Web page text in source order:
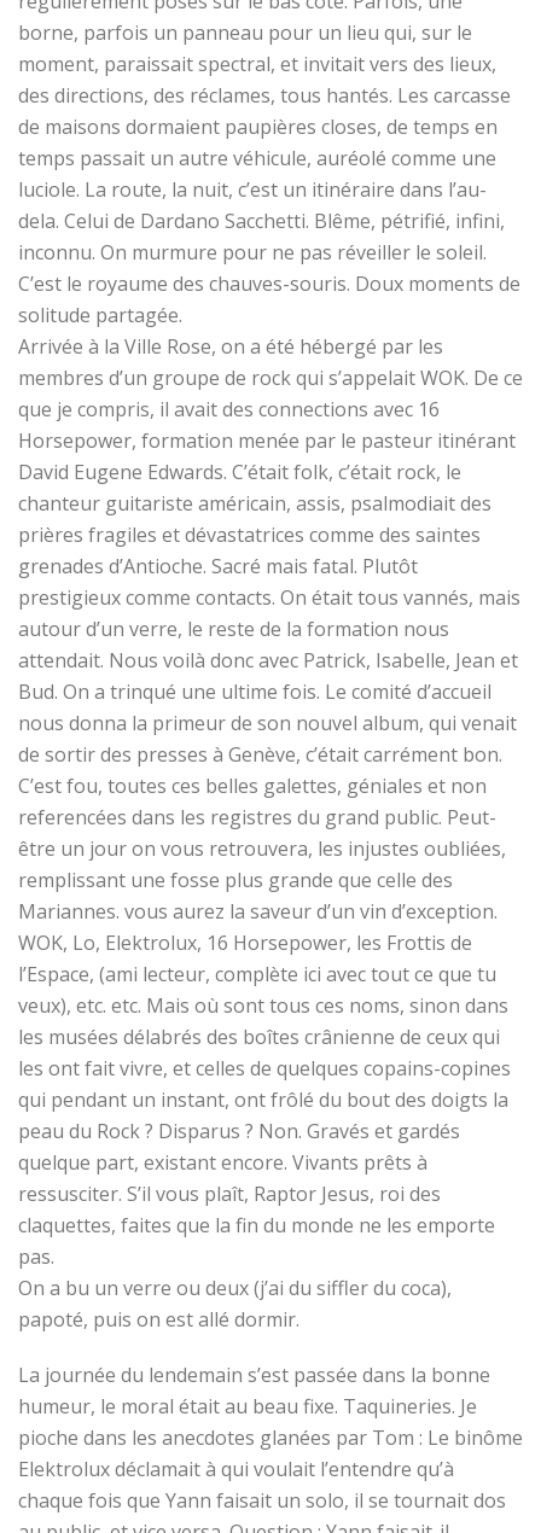
borne, parfois un panneau pour un lieu qui, sur le
moment, paraissait spectral, et invitait vers des lieux,
des directions, des réclames, tous hantés. Les carcasse
de maisons dormaient paupières closes, de temps en
temps passait un autre véhicule, auréolé comme une
luciole. La route, la nuit, c’est un itinéraire dans l’au-
dela. Celui de Dardano Sacchetti. Blême, pétrifié, infini,
inconnu. On murmure pour ne pas réveiller le soleil.
C’est le royaume des chauves-souris. Doux moments de
solitude partagée.
Arrivée à la Ville Rose, on a été hébergé par les
membres d’un groupe de rock qui s’appelait WOK. De ce
que je compris, il avait des connections avec 16
Horsepower, formation menée par le pasteur itinérant
David Eugene Edwards. C’était folk, c’était rock, le
chanteur guitariste américain, assis, psalmodiait des
prières fragiles et dévastatrices comme des saintes
grenades d’Antioche. Sacré mais fatal. Plutôt
prestigieux comme contacts. On était tous vannés, mais
autour d’un verre, le reste de la formation nous
attendait. Nous voilà donc avec Patrick, Isabelle, Jean et
Bud. On a trinqué une ultime fois. Le comité d’accueil
nous donna la primeur de son nouvel album, qui venait
de sortir des presses à Genève, c’était carrément bon.
C’est fou, toutes ces belles galettes, géniales et non
referencées dans les registres du grand public. Peut-
être un jour on vous retrouvera, les injustes oubliées,
remplissant une fosse plus grande que celle des
Mariannes. vous aurez la saveur d’un vin d’exception.
WOK, Lo, Elektrolux, 16 Horsepower, les Frottis de
l’Espace, (ami lecteur, complète ici avec tout ce que tu
veux), etc. etc. Mais où sont tous ces noms, sinon dans
les musées délabrés des boîtes crânienne de ceux qui
les ont fait vivre, et celles de quelques copains-copines
qui pendant un instant, ont frôlé du bout des doigts la
peau du Rock ? Disparus ? Non. Gravés et gardés
quelque part, existant encore. Vivants prêts à
ressusciter. S’il vous plaît, Raptor Jesus, roi des
claquettes, faites que la fin du monde ne les emporte
pas.
On a bu un verre ou deux (j’ai du siffler du coca),
papoté, puis on est allé dormir.
La journée du lendemain s’est passée dans la bonne
humeur, le moral était au beau fixe. Taquineries. Je
pioche dans les anecdotes glanées par Tom : Le binôme
Elektrolux déclamait à qui voulait l’entendre qu’à
chaque fois que Yann faisait un solo, il se tournait dos